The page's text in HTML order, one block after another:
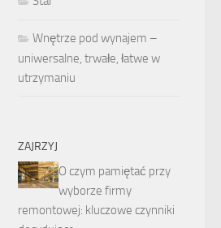
Wnętrze pod wynajem –
uniwersalne, trwałe, łatwe w
utrzymaniu
ZAJRZYJ
O czym pamiętać przy
wyborze firmy
remontowej: kluczowe czynniki